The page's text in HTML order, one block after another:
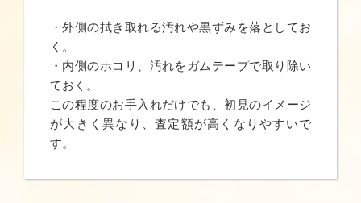
・外側の拭き取れる汚れや黒ずみを落としてお
く。
・内側のホコリ、汚れをガムテープで取り除い
ておく。
この程度のお手入れだけでも、初見のイメージ
が大きく異なり、査定額が高くなりやすいで
す。